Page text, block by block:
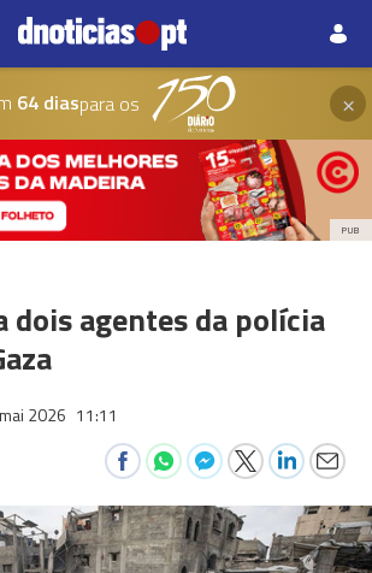
64 diaspara os ×
PUB
dois agentes da polícia
2026 11:11